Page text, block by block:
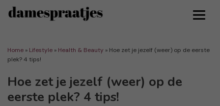
Home » Lifestyle » Health & Beauty » Hoe zet je jezelf (weer) op de eerste
plek? 4 tips!
Hoe zet je jezelf (weer) op de
eerste plek? 4 tips!